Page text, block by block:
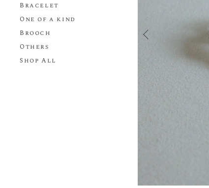
Bracelet
One of a kind
Brooch
Others
Shop All